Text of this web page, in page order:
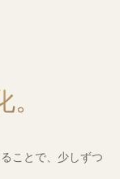
ことで、少しずつ